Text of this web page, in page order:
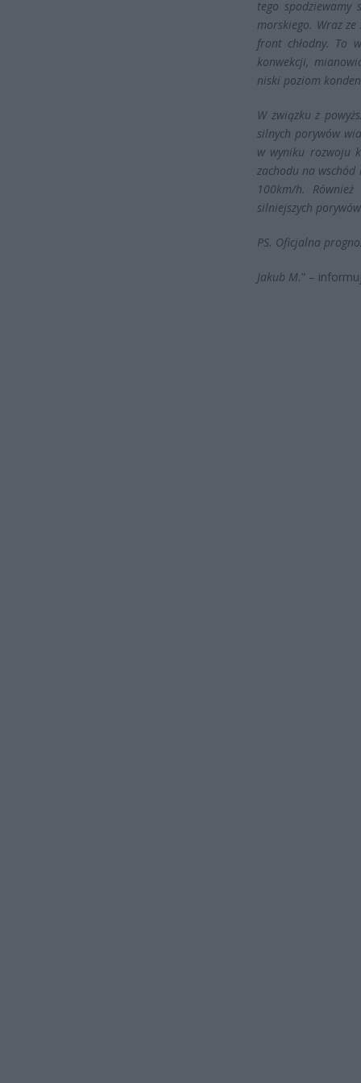
tego spodziewamy
morskiego. Wraz ze
front chłodny. To
konwekcji,
niski poziom
W związku z
silnych porywów
w wyniku rozwoju
zachodu na wschód
100km/h.
silniejszych
PS. Oficjalna
Jakub M.” –